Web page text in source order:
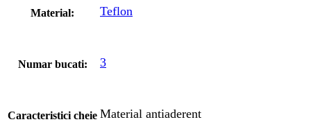
Material: Teflon
Numar bucati: 3
Caracteristici cheie Material antiaderent